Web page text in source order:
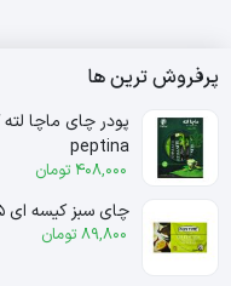
پرفروش ترین ها
peptina
408,000 تومان
چای سبز کیسه ای ۲۵ عددی فان تایم – fun time
89,800 تومان